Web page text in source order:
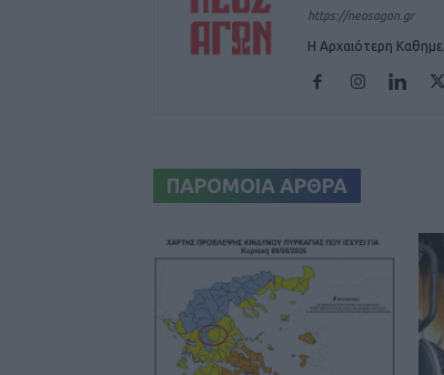
https://neosagon.gr
Η Αρχαιότερη
ΠΑΡΟΜΟΙΑ ΑΡΘΡΑ